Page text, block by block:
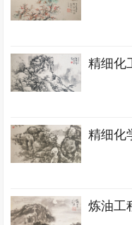
精细化
精细化
炼油工